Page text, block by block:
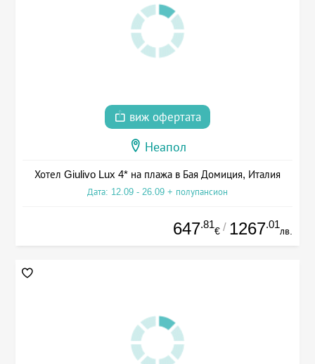
виж офертата
Неапол
Хотел Giulivo Lux 4* на плажа в Бая Домиция, Италия
Дата: 12.09 - 26.09 + полупансион
647.81
€ / 1267.01
лв.